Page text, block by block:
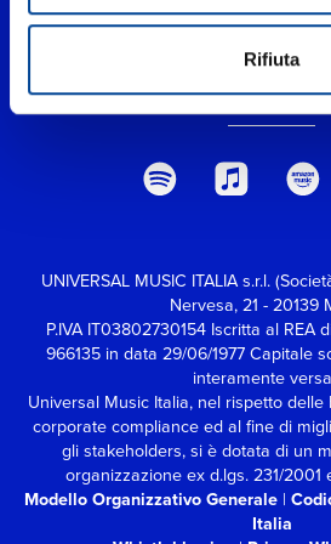
Rifiuta
UNIVERSAL MUSIC ITALIA s.r.l.
Nervesa, 21 - 20139
P.IVA IT03802730154 Iscritta al REA
966135 in data 29/06/1977Capitale
interamente
Universal Music Italia, nel rispetto
corporate compliance ed al fine di
gli stakeholders,si è dotata di un
organizzazione ex d.lgs. 231/2001
Modello Organizzativo Generale |
Italia